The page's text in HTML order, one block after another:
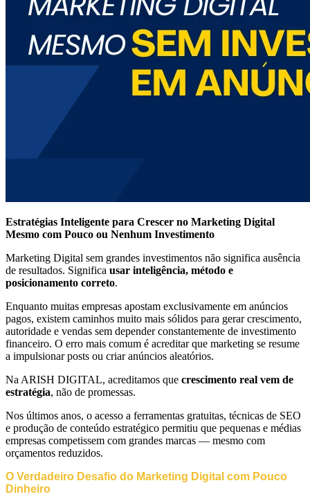
Estratégias Inteligente para Crescer no Marketing Digital
Mesmo com Pouco ou Nenhum Investimento
Marketing Digital sem grandes investimentos não significa ausência
de resultados. Significa usar inteligência, método e
posicionamento correto.
Enquanto muitas empresas apostam exclusivamente em anúncios
pagos, existem caminhos muito mais sólidos para gerar crescimento,
autoridade e vendas sem depender constantemente de investimento
financeiro. O erro mais comum é acreditar que marketing se resume
a impulsionar posts ou criar anúncios aleatórios.
Na ARISH DIGITAL, acreditamos que crescimento real vem de
estratégia, não de promessas.
Nos últimos anos, o acesso a ferramentas gratuitas, técnicas de SEO
e produção de conteúdo estratégico permitiu que pequenas e médias
empresas competissem com grandes marcas — mesmo com
orçamentos reduzidos.
O Verdadeiro Desafio do Marketing Digital com Pouco
Dinheiro